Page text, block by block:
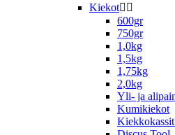
Kiekot 
600gr
750gr
1,0kg
1,5kg
1,75kg
2,0kg
Yli- ja
Kumikiekot